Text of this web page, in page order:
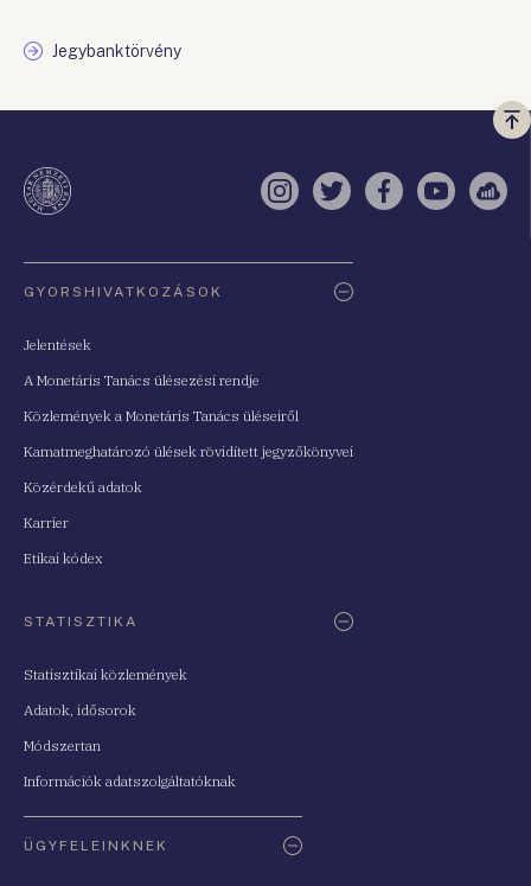
Jegybanktörvény
a
Instagram
TwitterFacebook
YouTube
GYORSHIVATKOZÁSOK
Jelentések
A Monetáris Tanács ülésezési rendje
Közlemények a Monetáris Tanács üléseiről
Kamatmeghatározó ülések rövidített jegyzőkönyvei
Közérdekű adatok
Karrier
Etikai kódex
STATISZTIKA
Statisztikai közlemények
Adatok, idősorok
Módszertan
Információk adatszolgáltatóknak
ÜGYFELEINKNEK